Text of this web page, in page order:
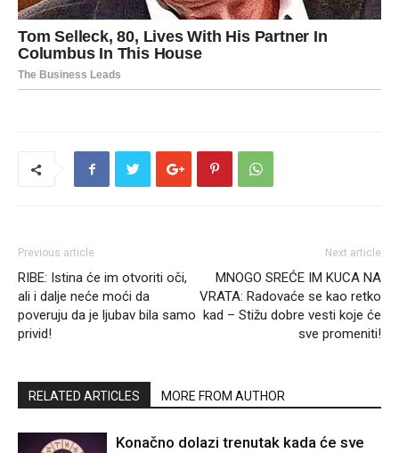
Previous article
RIBE: Istina će im otvoriti oči,
ali i dalje neće moći da
poveruju da je ljubav bila samo
privid!
Next article
MNOGO SREĆE IM KUCA NA
VRATA: Radovaće se kao retko
kad – Stižu dobre vesti koje će
sve promeniti!
RELATED ARTICLES MORE FROM AUTHOR
Konačno dolazi trenutak kada će sve